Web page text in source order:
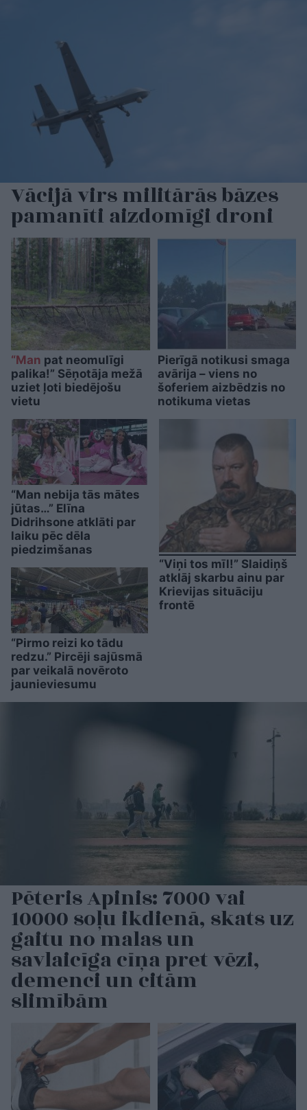
Vācijā virs militārās bāzes
pamanīti aizdomīgi droni
“Man pat neomulīgi
palika!” Sēņotāja mežā
uziet ļoti biedējošu
vietu
Pierīgā notikusi smaga
avārija – viens no
šoferiem aizbēdzis no
notikuma vietas
“Man nebija tās mātes
jūtas…” Elīna
Didrihsone atklāti par
laiku pēc dēla
piedzimšanas
“Pirmo reizi ko tādu
redzu.” Pircēji sajūsmā
par veikalā novēroto
jaunieviesumu
“Viņi tos mīl!” Slaidiņš
atklāj skarbu ainu par
Krievijas situāciju
frontē
Pēteris Apinis: 7000 vai
10000 soļu ikdienā, skats uz
gaitu no malas un
savlaicīga cīņa pret vēzi,
demenci un citām
slimībām